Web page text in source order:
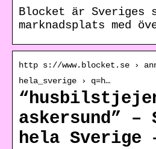
Blocket är Sveriges
marknadsplats med
http s://www.blocket.se ›
hela_sverige › q=h…
askersund”
hela Sverige